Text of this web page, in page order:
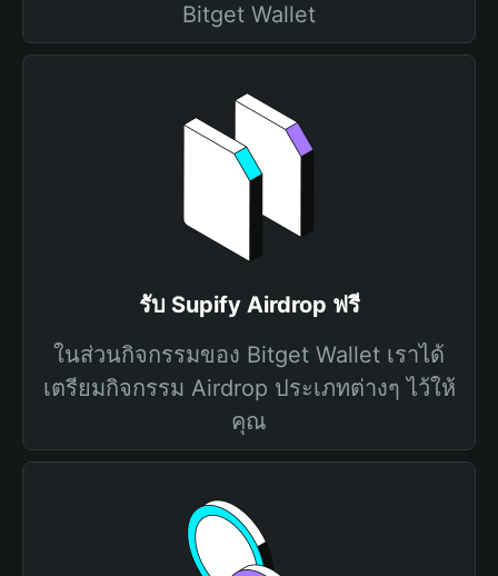
Bitget Wallet
รับ Supify Airdrop ฟรี
ในส่วนกิจกรรมของ Bitget Wallet เราได้
เตรียมกิจกรรม Airdrop ประเภทต่างๆ ไว้ให้
คุณ